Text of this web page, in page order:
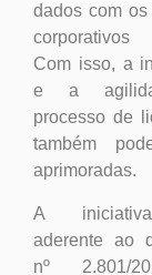
dados com os
Com isso, a
e a
processo de
também
aprimoradas.
A
aderente ao
nº 2.801/